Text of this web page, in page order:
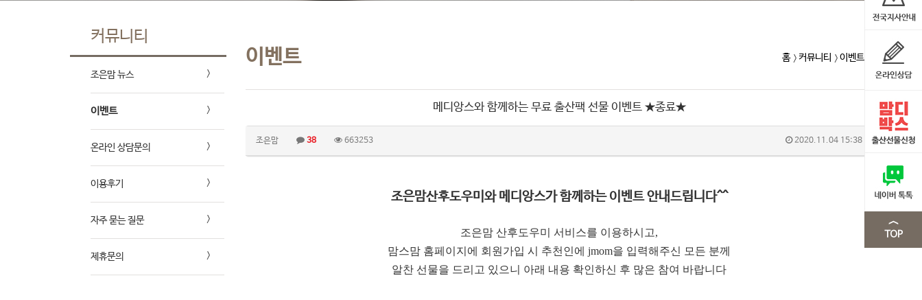
커뮤니티
조은맘 뉴스
이벤트
온라인 상담문의
이용후기
자주 묻는 질문
제휴문의
이벤트 홈 커뮤니티 이벤트
메디앙스와 함께하는 무료 출산팩 선물 이벤트 ★종료★
조은맘 38 663253 2020.11.04 15:38
조은맘산후도우미와 메디앙스가 함께하는 이벤트 안내드립니다^^
조은맘 산후도우미 서비스를 이용하시고,
맘스맘 홈페이지에 회원가입 시 추천인에 jmom을 입력해주신 모든 분께
알찬 선물을 드리고 있으니 아래 내용 확인하신 후 많은 참여 바랍니다